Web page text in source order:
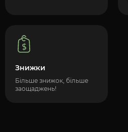
Знижки
Більше знижок, більше
заощаджень!